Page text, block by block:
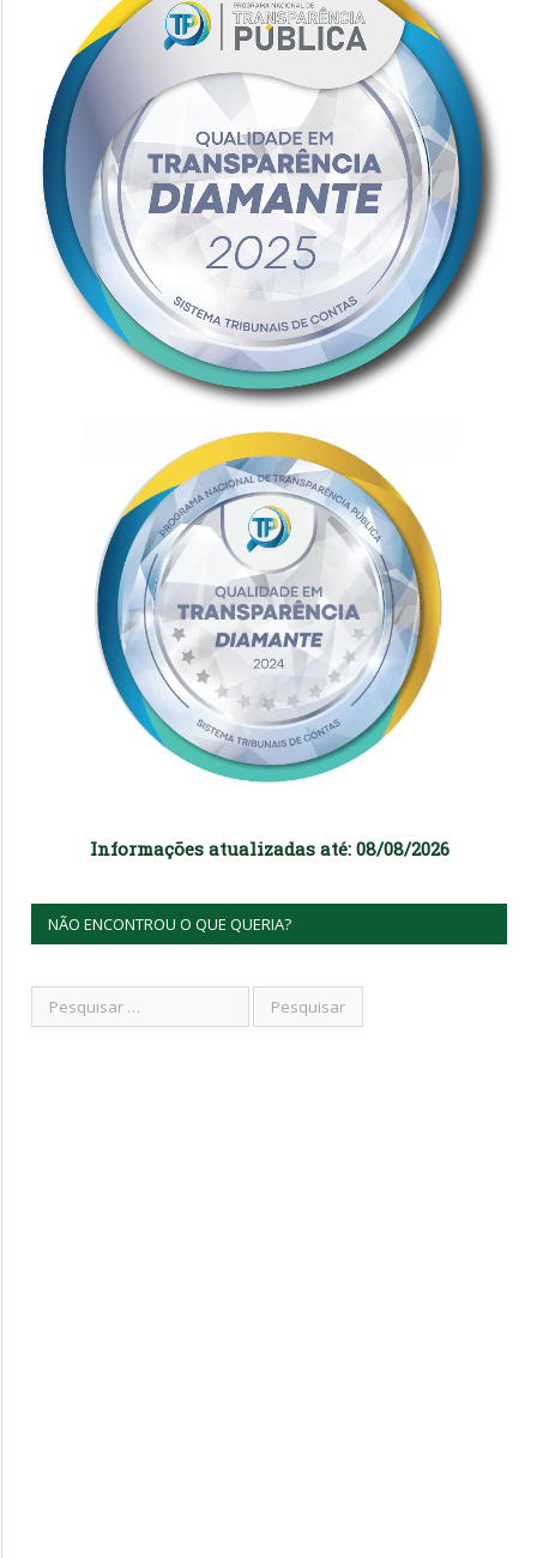
Informações atualizadas até: 08/08/2026
NÃO ENCONTROU O QUE QUERIA?